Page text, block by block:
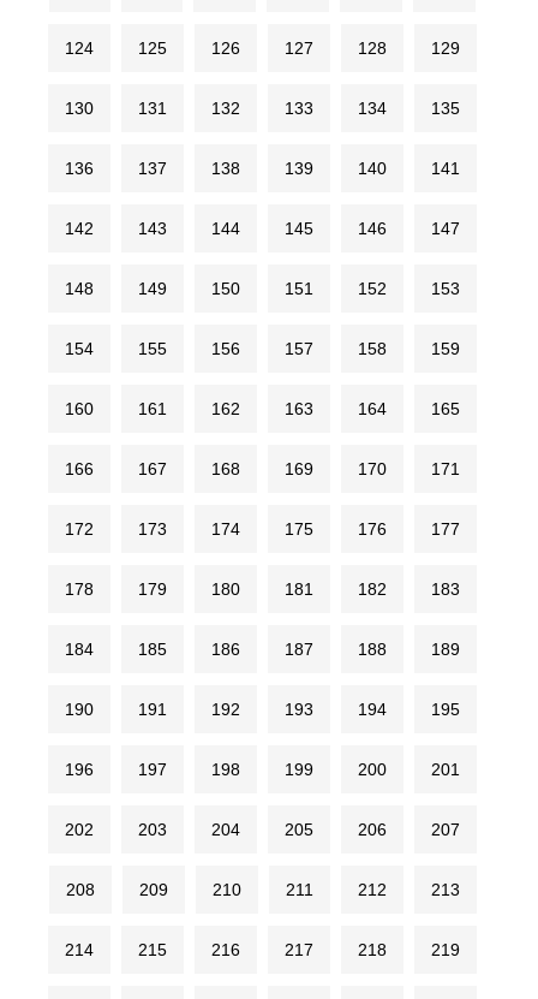
124 125 126 127 128 129
130 131 132 133 134 135
136 137 138 139 140 141
142 143 144 145 146 147
148 149 150 151 152 153
154 155 156 157 158 159
160 161 162 163 164 165
166 167 168 169 170 171
172 173 174 175 176 177
178 179 180 181 182 183
184 185 186 187 188 189
190 191 192 193 194 195
196 197 198 199 200 201
202 203 204 205 206 207
208 209 210 211 212 213
214 215 216 217 218 219